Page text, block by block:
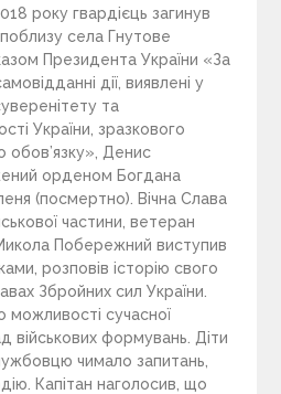
року гвардієць загинув
поблизу села Гнутове
Президента України «За
дії, виявлені у
та
України, зразкового
обов’язку», Денис
орденом Богдана
(посмертно). Вічна Слава
частини, ветеран
Побережний виступив
розповів історію свого
Збройних сил України.
можливості сучасної
військових формувань. Діти
чимало запитань,
Капітан наголосив, що